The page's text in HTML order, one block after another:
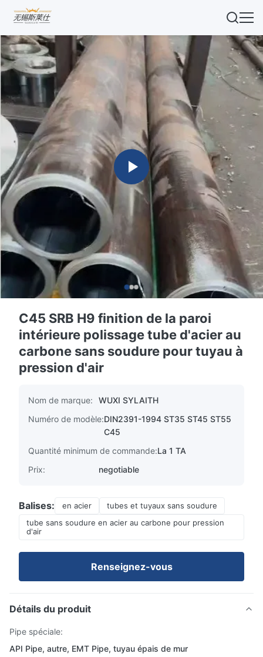
C45 SRB H9 finition de la paroi
intérieure polissage tube d'acier au
carbone sans soudure pour tuyau à
pression d'air
Nom de marque:
WUXI SYLAITH
Numéro de modèle:DIN2391-1994 ST35 ST45 ST55
C45
Quantité minimum de commande:La 1 TA
Prix:
negotiable
Balises: en acier
tubes et tuyaux sans soudure
tube sans soudure en acier au carbone pour pression
d'air
Renseignez-vous
Détails du produit
Pipe spéciale:
API Pipe, autre, EMT Pipe, tuyau épais de mur